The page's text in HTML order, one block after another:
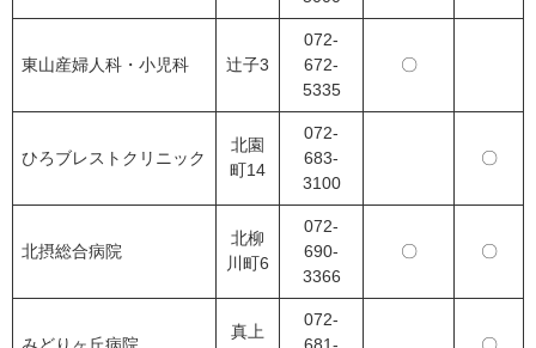
東山産婦人科・小児科 辻子3
072-
672-
5335
〇
ひろブレストクリニック
北園
町14
072-
683-
3100
〇
北摂総合病院
北柳
川町6
072-
690-
3366
〇 〇
真上
072-